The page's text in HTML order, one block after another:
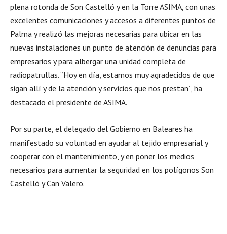
plena rotonda de Son Castelló y en la Torre ASIMA, con unas
excelentes comunicaciones y accesos a diferentes puntos de
Palma y realizó las mejoras necesarias para ubicar en las
nuevas instalaciones un punto de atención de denuncias para
empresarios y para albergar una unidad completa de
radiopatrullas. “Hoy en día, estamos muy agradecidos de que
sigan allí y de la atención y servicios que nos prestan”, ha
destacado el presidente de ASIMA.
Por su parte, el delegado del Gobierno en Baleares ha
manifestado su voluntad en ayudar al tejido empresarial y
cooperar con el mantenimiento, y en poner los medios
necesarios para aumentar la seguridad en los polígonos Son
Castelló y Can Valero.